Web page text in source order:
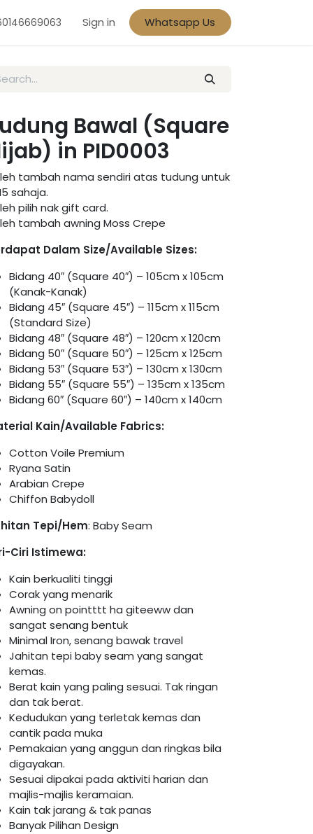
Sign in Whatsapp Us
Bawal (Square
in PID0003
tambah nama sendiri atas tudung untuk
sahaja.
pilih nak gift card.
tambah awning Moss Crepe
Dalam Size/Available Sizes:
Bidang 40″ (Square 40″) – 105cm x 105cm
(Kanak-Kanak)
Bidang 45″ (Square 45″) – 115cm x 115cm
(Standard Size)
Bidang 48″ (Square 48″) – 120cm x 120cm
Bidang 50″ (Square 50″) – 125cm x 125cm
Bidang 53″ (Square 53″) – 130cm x 130cm
Bidang 55″ (Square 55″) – 135cm x 135cm
Bidang 60″ (Square 60″) – 140cm x 140cm
Kain/Available Fabrics:
Cotton Voile Premium
Ryana Satin
Arabian Crepe
Chiffon Babydoll
Tepi/Hem: Baby Seam
Ciri Istimewa:
Kain berkualiti tinggi
Corak yang menarik
Awning on pointttt ha giteeww dan
sangat senang bentuk
Minimal Iron, senang bawak travel
Jahitan tepi baby seam yang sangat
kemas.
Berat kain yang paling sesuai. Tak ringan
dan tak berat.
Kedudukan yang terletak kemas dan
cantik pada muka
Pemakaian yang anggun dan ringkas bila
digayakan.
Sesuai dipakai pada aktiviti harian dan
majlis-majlis keramaian.
Kain tak jarang & tak panas
Banyak Pilihan Design